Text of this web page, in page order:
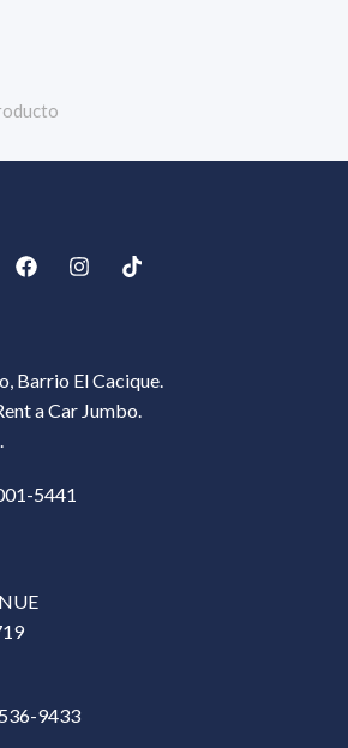
Barrio El Cacique.
a Car Jumbo.
5441
9433‎